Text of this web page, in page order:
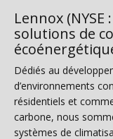
Lennox
solutions de
Dédiés au
d’environnements
résidentiels et
carbone, nous
systèmes de